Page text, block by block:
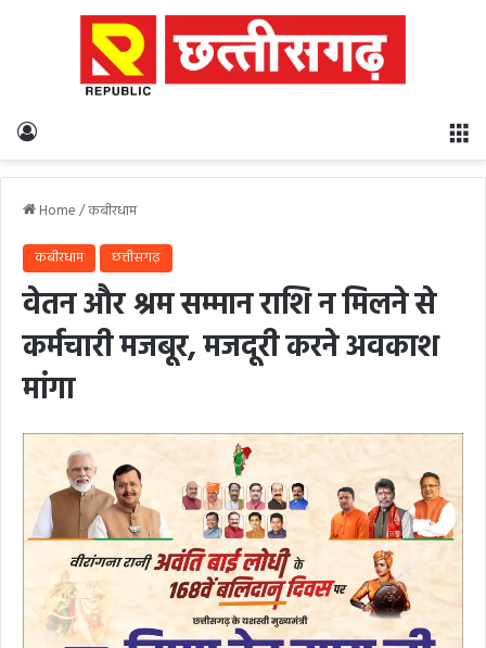
Home/कबीरधाम
कबीरधाम छत्तीसगढ़
वेतन और श्रम सम्मान राशि न मिलने से
कर्मचारी मजबूर, मजदूरी करने अवकाश
मांगा